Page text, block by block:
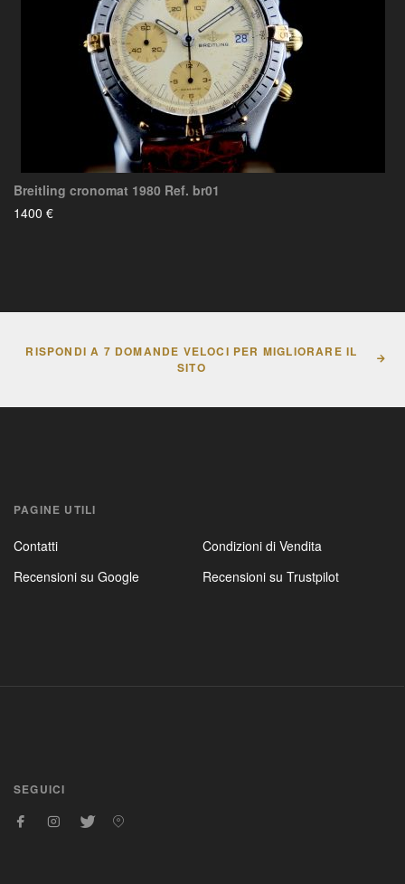
Breitling cronomat 1980 Ref. br01
1400 €
RISPONDI A 7 DOMANDE VELOCI PER MIGLIORARE IL
SITO
PAGINE UTILI
Contatti
Condizioni di Vendita
Recensioni su Google
Recensioni su Trustpilot
SEGUICI